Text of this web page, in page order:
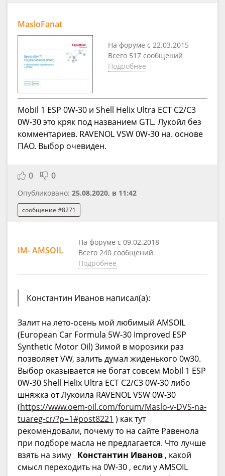
MasloFanat
На форуме с 22.03.2015
Всего 517 сообщений
Подробнее
Mobil 1 ESP 0W-30 и Shell Helix Ultra ECT C2/C3
0W-30 это кряк под названием GTL. Лукойл без
комментариев. RAVENOL VSW 0W-30 на. основе
ПАО. Выбор очевиден.
0 0
Опубликовано: 25.08.2020, в 11:42
сообщение #8271
IM- AMSOIL
На форуме с 09.02.2018
Всего 240 сообщений
Подробнее
Константин Иванов написал(а):
Залит на лето-осень мой любимый AMSOIL
(European Car Formula 5W-30 Improved ESP
Synthetic Motor Oil) Зимой в морозики раз
позволяет VW, залить думал жиденького 0w30.
Выбор оказывается не богат совсем Mobil 1 ESP
0W-30 Shell Helix Ultra ECT C2/C3 0W-30 либо
шняжка от Лукоила RAVENOL VSW 0W-30
(https://www.oem-oil.com/forum/Maslo-v-DVS-na-
tuareg-cr/?p=1#post8221 ) как тут
рекомендовали, почему то на сайте Равенола
при подборе масла не предлагается. Что лучше
взять на зиму Константин Иванов , какой
смысл переходить на 0W-30 , если у AMSOIL